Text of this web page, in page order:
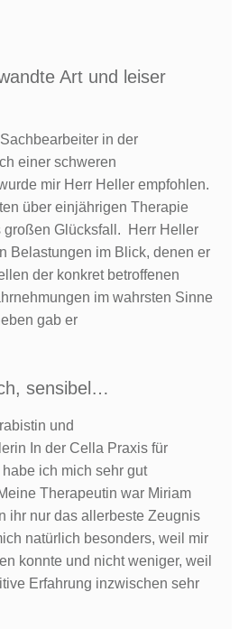
Art und leiser
in der
einer schweren
mir Herr Heller empfohlen.
über einjährigen Therapie
großen Glücksfall. Herr Heller
Belastungen im Blick, denen er
der konkret betroffenen
im wahrsten Sinne
gab er
sensibel…
und
In der Cella Praxis für
ich mich sehr gut
Therapeutin war Miriam
ihr nur das allerbeste Zeugnis
natürlich besonders, weil mir
konnte und nicht weniger, weil
Erfahrung inzwischen sehr